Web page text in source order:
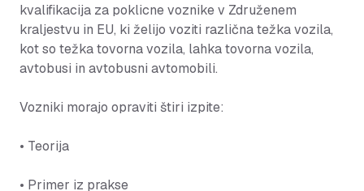
kvalifikacija za poklicne voznike v Združenem
kraljestvu in EU, ki želijo voziti različna težka vozila,
kot so težka tovorna vozila, lahka tovorna vozila,
avtobusi in avtobusni avtomobili.
Vozniki morajo opraviti štiri izpite:
• Teorija
• Primer iz prakse